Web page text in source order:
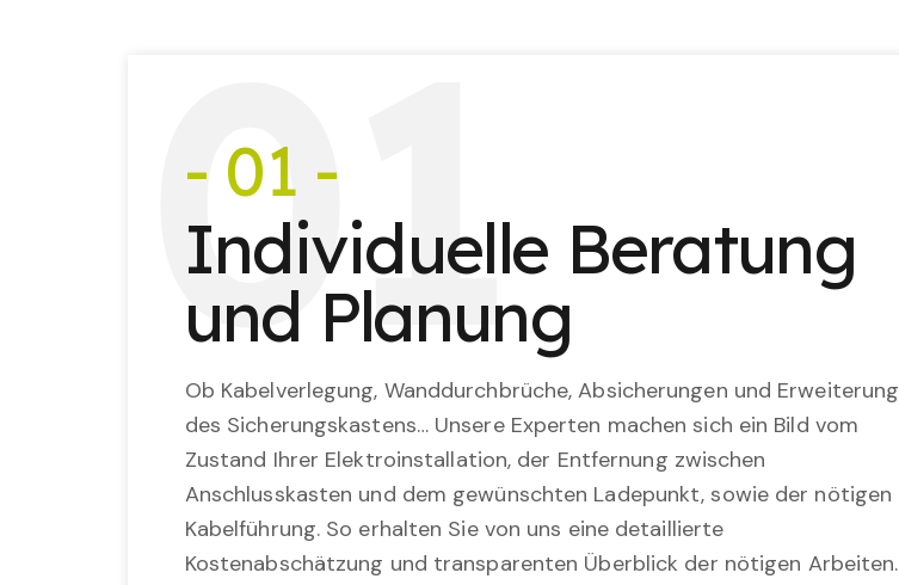
01
- 01 -
Individuelle Beratung
und Planung
Ob Kabelverlegung, Wanddurchbrüche, Absicherungen und Erweiterung
des Sicherungskastens… Unsere Experten machen sich ein Bild vom
Zustand Ihrer Elektroinstallation, der Entfernung zwischen
Anschlusskasten und dem gewünschten Ladepunkt, sowie der nötigen
Kabelführung. So erhalten Sie von uns eine detaillierte
Kostenabschätzung und transparenten Überblick der nötigen Arbeiten.